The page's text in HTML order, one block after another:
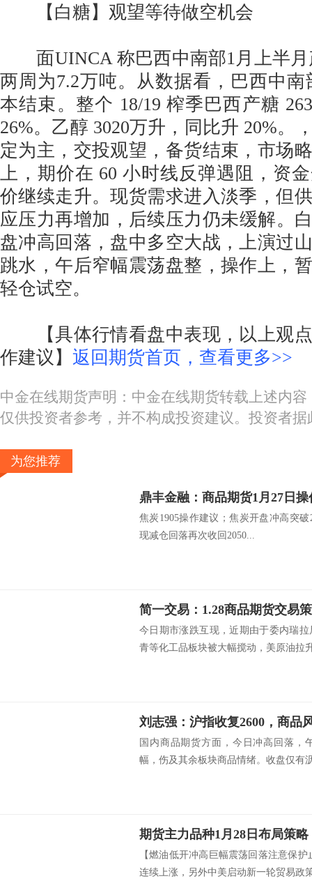
【白糖】观望等待做空机会
面UINCA 称巴西中南部1月上半月
两周为7.2万吨。从数据看，巴西中南
本结束。整个 18/19 榨季巴西产糖
26%。乙醇 3020万升，同比升 20%。
定为主，交投观望，备货结束，市场
上，期价在 60 小时线反弹遇阻，资
价继续走升。现货需求进入淡季，但
应压力再增加，后续压力仍未缓解。
盘冲高回落，盘中多空大战，上演过
跳水，午后窄幅震荡盘整，操作上，
轻仓试空。
【具体行情看盘中表现，以上观点
作建议】 返回期货首页，查看更多>>
中金在线期货声明：中金在线期货转载上述内
仅供投资者参考，并不构成投资建议。投资者
为您推荐
鼎丰金融：商品期货1月27日
焦炭1905操作建议；焦炭开盘冲高突
现减仓回落再次收回2050...
简一交易：1.28商品期货交易
今日期市涨跌互现，近期由于委内瑞
青等化工品板块被大幅搅动，美原油拉
刘志强：沪指收复2600，商品
国内商品期货方面，今日冲高回落，
幅，伤及其余板块商品情绪。收盘仅有
期货主力品种1月28日布局策略
【燃油低开冲高巨幅震荡回落注意保
连续上涨，另外中美启动新一轮贸易政